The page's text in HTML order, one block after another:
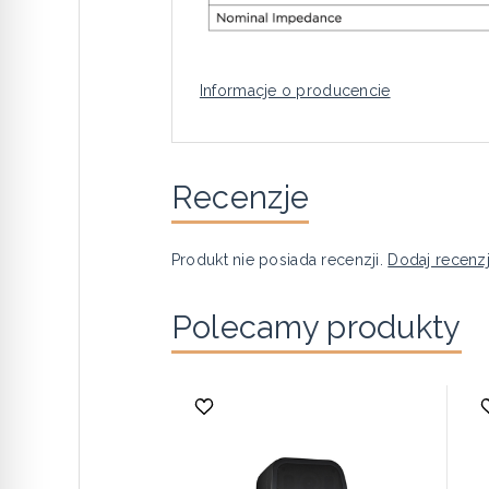
Informacje o producencie
Recenzje
Produkt nie posiada recenzji. Dodaj
Polecamy produkty